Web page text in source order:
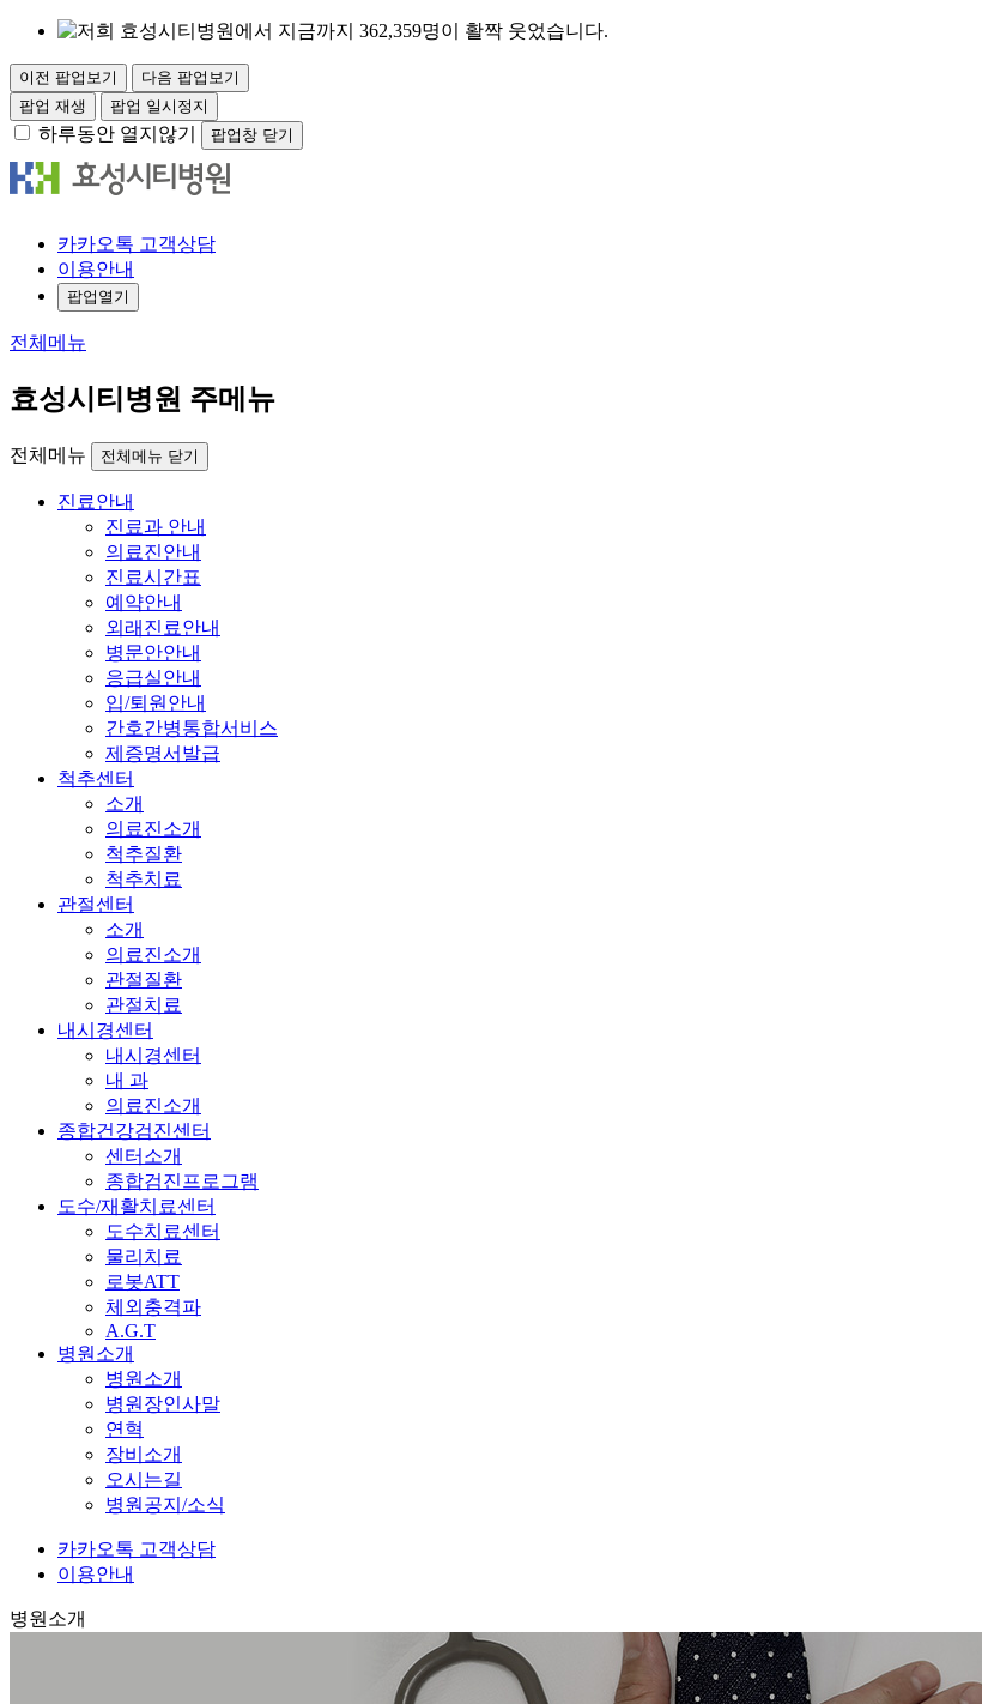
이전 팝업보기
다음 팝업보기
팝업 재생
팝업 일시정지
하루동안 열지않기 팝업창 닫기
카카오톡 고객상담
이용안내
팝업열기
전체메뉴
효성시티병원 주메뉴
전체메뉴 전체메뉴 닫기
진료안내
진료과 안내
의료진안내
진료시간표
예약안내
외래진료안내
병문안안내
응급실안내
입/퇴원안내
간호간병통합서비스
제증명서발급
척추센터
소개
의료진소개
척추질환
척추치료
관절센터
소개
의료진소개
관절질환
관절치료
내시경센터
내시경센터
내 과
의료진소개
종합건강검진센터
센터소개
종합검진프로그램
도수/재활치료센터
도수치료센터
물리치료
로봇ATT
체외충격파
A.G.T
병원소개
병원소개
병원장인사말
연혁
장비소개
오시는길
병원공지/소식
카카오톡 고객상담
이용안내
병원소개